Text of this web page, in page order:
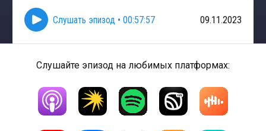
Слушать эпизод • 00:57:57 09.11.2023
Слушайте эпизод на любимых платформах: